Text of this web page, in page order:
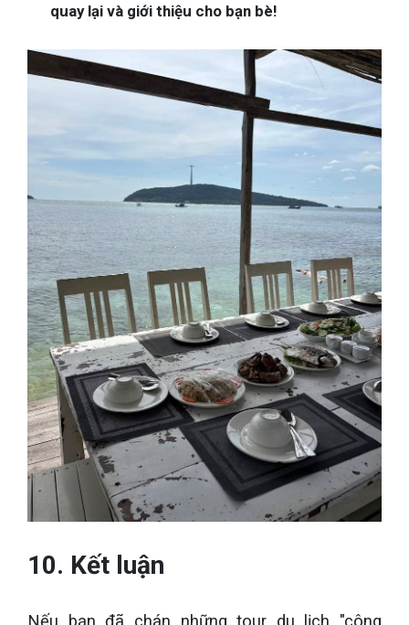
quay lại và giới thiệu cho bạn bè!
10. Kết luận